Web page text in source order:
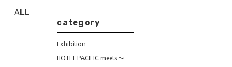
ALL
category
Exhibition
HOTEL PACIFIC meets ～